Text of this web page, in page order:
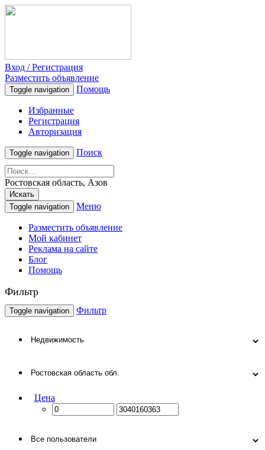
Вход / Регистрация
Разместить объявление
Toggle navigation Помощь
Избранные
Регистрация
Авторизация
Toggle navigation Поиск
Ростовская область, Азов
Искать
Toggle navigation
Меню
Разместить объявление
Мой кабинет
Реклама на сайте
Блог
Помощь
Фильтр
Toggle navigation Фильтр
Цена